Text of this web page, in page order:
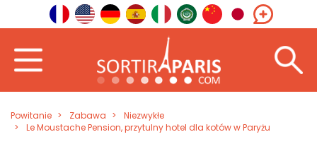
Powitanie Zabawa
Niezwykłe
Le Moustache Pension, przytulny hotel dla kotów w Paryżu